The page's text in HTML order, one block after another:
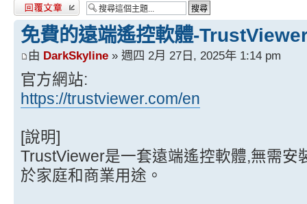
發表回覆
免費的遠端遙控軟體-
由 DarkSkyline » 週四 2月 27日, 2025年 1:14 pm
官方網站:
https://trustviewer.com/en
[說明]
TrustViewer是一套遠端遙控軟體,無需安
於家庭和商業用途。